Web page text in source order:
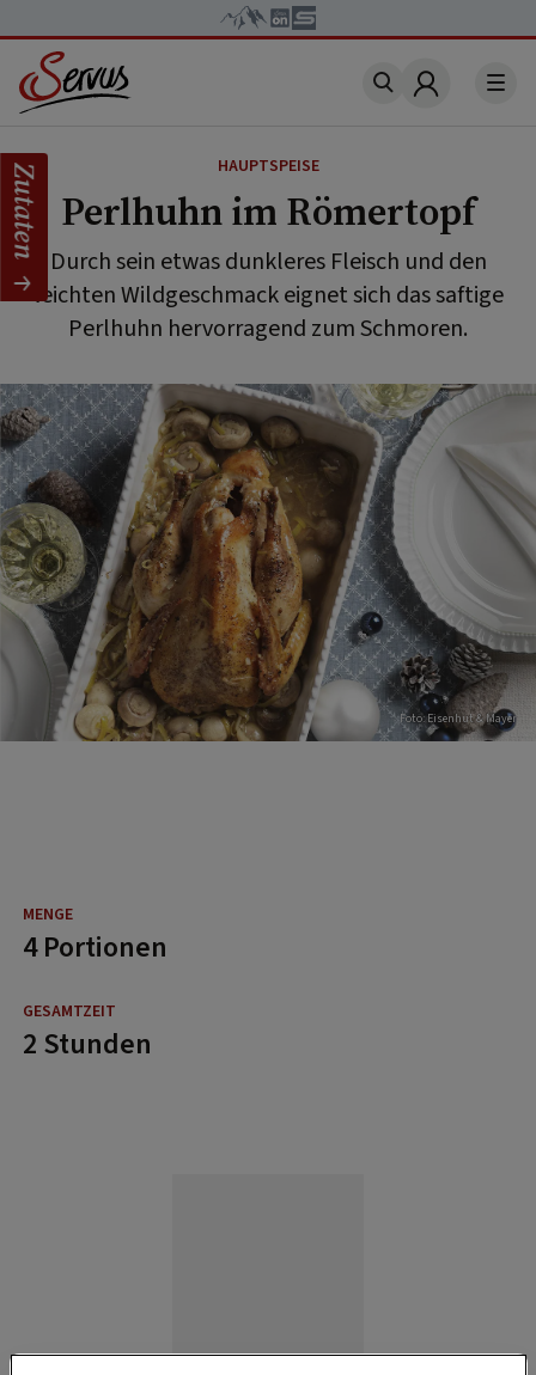
Account
HAUPTSPEISE
Perlhuhn im Römertopf
Durch sein etwas dunkleres Fleisch und den
leichten Wildgeschmack eignet sich das saftige
Perlhuhn hervorragend zum Schmoren.
Foto: Eisenhut & Mayer
4 Portionen
2 Stunden
Zutaten